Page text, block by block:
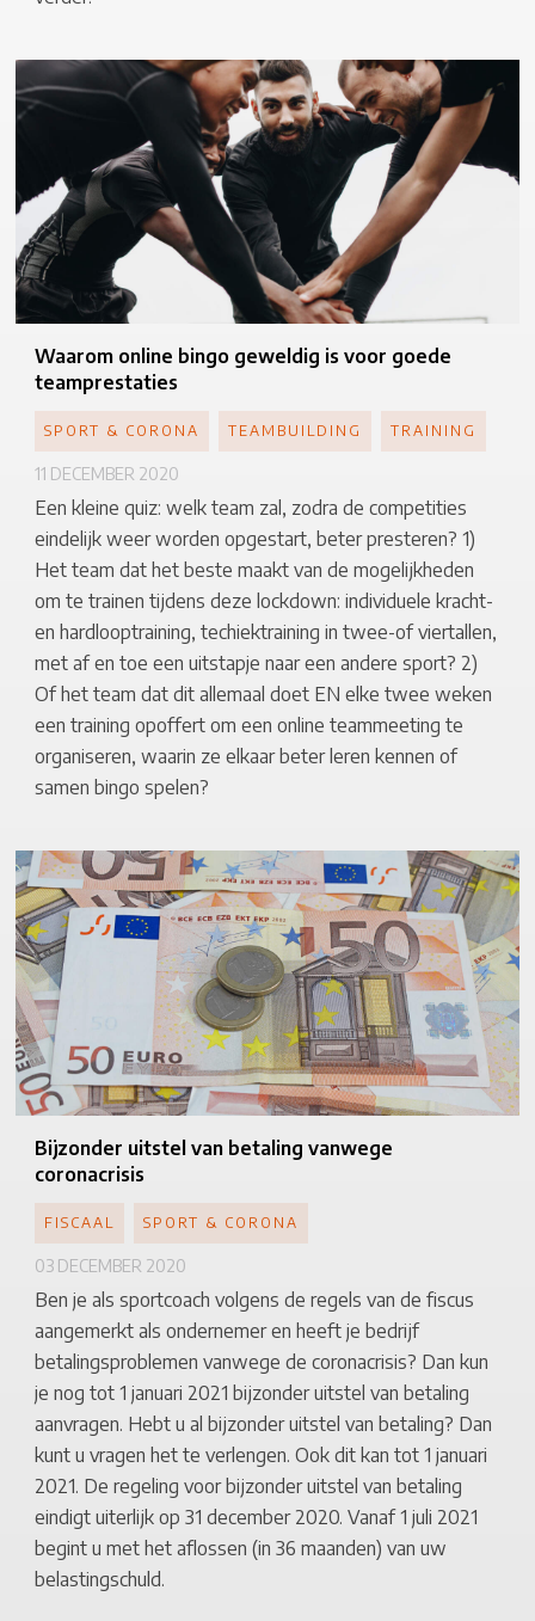
Waarom online bingo geweldig is voor goede
teamprestaties
Een kleine quiz: welk team zal, zodra de competities
eindelijk weer worden opgestart, beter presteren? 1)
Het team dat het beste maakt van de mogelijkheden
om te trainen tijdens deze lockdown: individuele kracht-
en hardlooptraining, techiektraining in twee-of viertallen,
met af en toe een uitstapje naar een andere sport? 2)
Of het team dat dit allemaal doet EN elke twee weken
een training opoffert om een online teammeeting te
organiseren, waarin ze elkaar beter leren kennen of
samen bingo spelen?
SPORT & CORONA TEAMBUILDING TRAINING
11 DECEMBER 2020
Bijzonder uitstel van betaling vanwege
coronacrisis
Ben je als sportcoach volgens de regels van de fiscus
aangemerkt als ondernemer en heeft je bedrijf
betalingsproblemen vanwege de coronacrisis? Dan kun
je nog tot 1 januari 2021 bijzonder uitstel van betaling
aanvragen. Hebt u al bijzonder uitstel van betaling? Dan
kunt u vragen het te verlengen. Ook dit kan tot 1 januari
2021. De regeling voor bijzonder uitstel van betaling
eindigt uiterlijk op 31 december 2020. Vanaf 1 juli 2021
begint u met het aflossen (in 36 maanden) van uw
belastingschuld.
FISCAAL SPORT & CORONA
03 DECEMBER 2020